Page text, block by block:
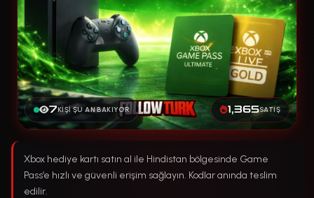
7KIŞI ŞU AN BAKIYOR 1,365SATIŞ
Xbox hediye kartı satın al ile Hindistan bölgesinde Game
Pass’e hızlı ve güvenli erişim sağlayın. Kodlar anında teslim
edilir.